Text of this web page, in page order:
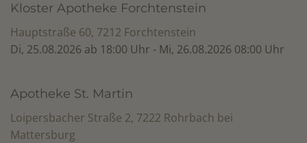
Kloster Apotheke Forchtenstein
Hauptstraße 60, 7212 Forchtenstein
Di, 25.08.2026 ab 18:00 Uhr - Mi, 26.08.2026 08:00 Uhr
Apotheke St. Martin
Loipersbacher Straße 2, 7222 Rohrbach bei
Mattersburg